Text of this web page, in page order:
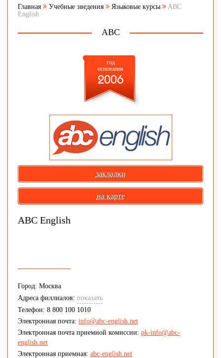
Главная Учебные зведения Языковые курсы
ABC
English
ABC
год
основания
2006
закладки
на карте
ABC English
Город: Москва
Адреса филлиалов: показать
Телефон: 8 800 100 1010
Электронная почта: info@abc-english.net
Электронная почта приемной комиссии: pk-info@abc-
english.net
Электронная приемная: abc-english.net